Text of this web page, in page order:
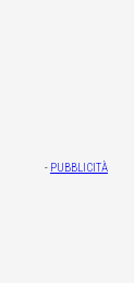
- PUBBLICITÀ